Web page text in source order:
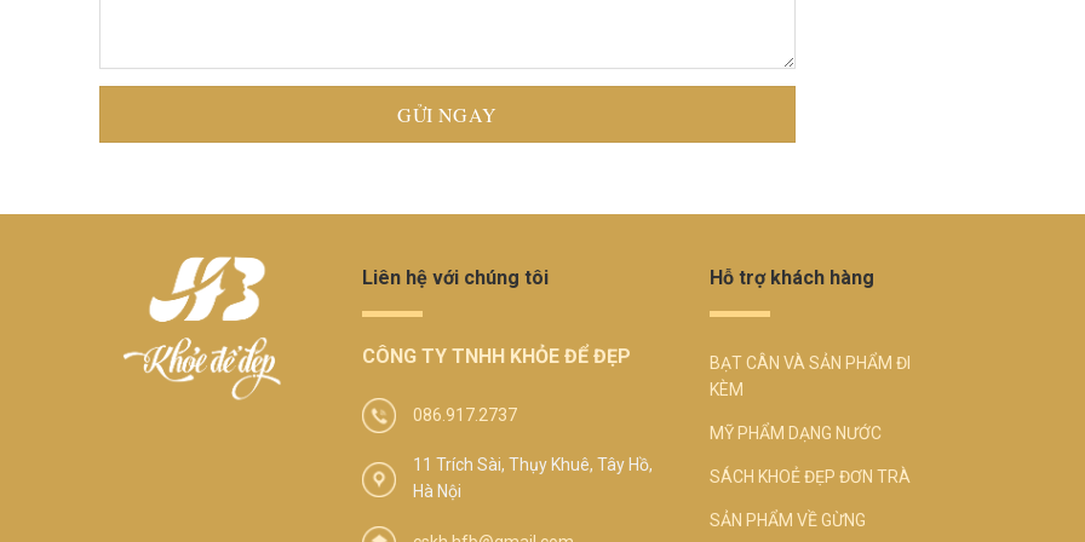
Liên hệ với chúng tôi
CÔNG TY TNHH KHỎE ĐỂ ĐẸP
086.917.2737
11 Trích Sài, Thụy Khuê, Tây Hồ,
Hà Nội
Hỗ trợ khách hàng
BẠT CÂN VÀ SẢN PHẨM ĐI
KÈM
MỸ PHẨM DẠNG NƯỚC
SÁCH KHOẺ ĐẸP ĐƠN TRÀ
SẢN PHẨM VỀ GỪNG